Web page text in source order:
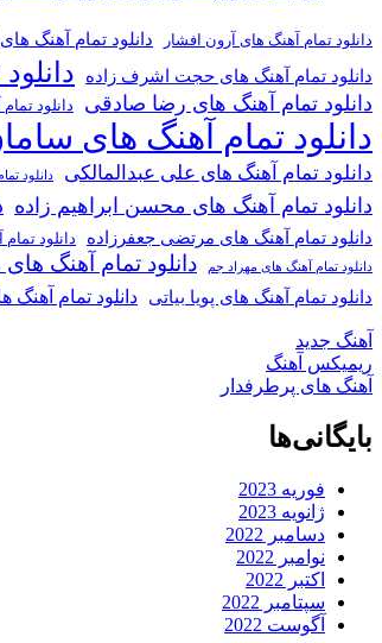
دانلود تمام آهنگ های آرون افشار دانلود تمام آهنگ
دانلود تمام آهنگ های حجت اشرف زاده
دانلود تمام آهنگ های رضا صادقی
دانلود
دانلود تمام آهنگ های
دانلود تمام آهنگ های علی عبدالمالکی دانلود
دانلود تمام آهنگ های محسن ابراهیم زاده
دانلود تمام آهنگ های مرتضی جعفرزاده دانلود
دانلود تمام آهنگ های مهراد جم دانلود تمام آهنگ های
دانلود تمام آهنگ های پویا بیاتی دانلود تمام آهنگ
آهنگ جدید
ریمیکس آهنگ
آهنگ های پرطرفدار
بایگانی‌ها
فوریه 2023
ژانویه 2023
دسامبر 2022
نوامبر 2022
اکتبر 2022
سپتامبر 2022
آگوست 2022